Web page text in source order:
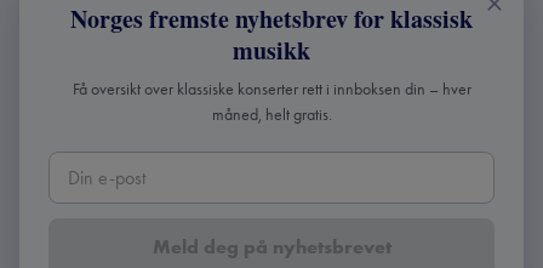
KONTAKT
Live Klassisk: +47 98670803
info@liveklassisk.no
Live Klassisk
Org nr: 932392364
Copyright ©2026Live Klassisk •Personvern og
Norges fremste nyhetsbrev for klassisk
musikk
Få oversikt over klassiske konserter rett i innboksen din – hver
måned, helt gratis.
Meld deg på nyhetsbrevet